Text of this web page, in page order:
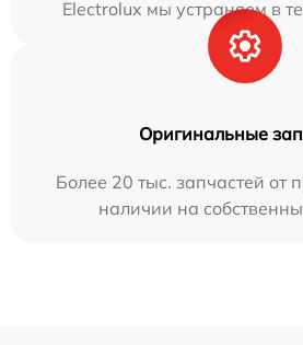
Electrolux мы устраняем в
Оригинальные
Более 20 тыс. запчастей от
наличии на